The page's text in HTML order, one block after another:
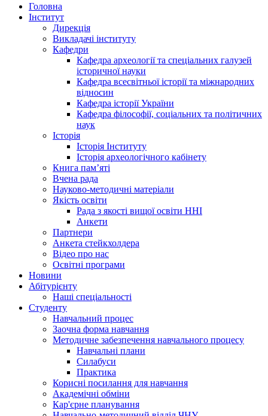
Головна
Інститут
Дирекція
Викладачі інституту
Кафедри
Кафедра археології та спеціальних галузей
історичної науки
Кафедра всесвітньої історії та міжнародних
відносин
Кафедра історії України
Кафедра філософії, соціальних та політичних
наук
Історія
Історія Інституту
Історія археологічного кабінету
Книга памʼяті
Вчена рада
Науково-методичні матеріали
Якість освіти
Рада з якості вищої освіти ННІ
Анкети
Партнери
Анкета стейкхолдера
Відео про нас
Освітні програми
Hовини
Абітурієнту
Наші спеціальності
Студенту
Навчальний процес
Заочна форма навчання
Методичне забезпечення навчального процесу
Навчальні плани
Силабуси
Практика
Корисні посилання для навчання
Академічні обміни
Кар'єрне планування